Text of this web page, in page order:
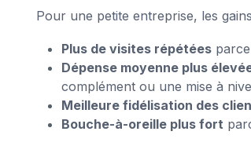
Pour une petite entreprise, les
Plus de visites répétéesparce
Dépense moyenne plus
complément ou une mise à
Meilleure fidélisation des
Bouche-à-oreille plus fort